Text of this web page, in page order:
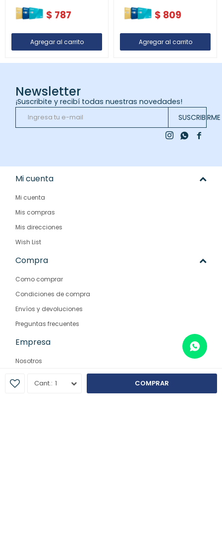
1 COMPRAR
$ 787
$ 809
Newsletter
¡Suscribite y recibí todas nuestras novedades!
SUSCRIBIRME

 
Mi cuenta
Mi cuenta
Mis compras
Mis direcciones
Wish List
Compra
Como comprar
Condiciones de compra
Envíos y devoluciones
Preguntas frecuentes
Empresa
Nosotros